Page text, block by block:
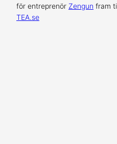
för entreprenör Zengun fram
TEA.se